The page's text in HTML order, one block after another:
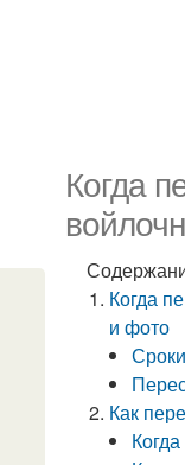
Когда
Когда
и фото
Как